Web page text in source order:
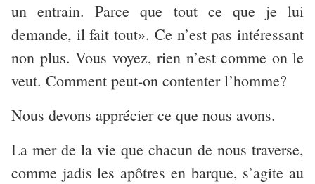
un entrain. Parce que tout ce que je lui
demande, il fait tout». Ce n’est pas intéressant
non plus. Vous voyez, rien n’est comme on le
veut. Comment peut-on contenter l’homme?
Nous devons apprécier ce que nous avons.
La mer de la vie que chacun de nous traverse,
comme jadis les apôtres en barque, s’agite au